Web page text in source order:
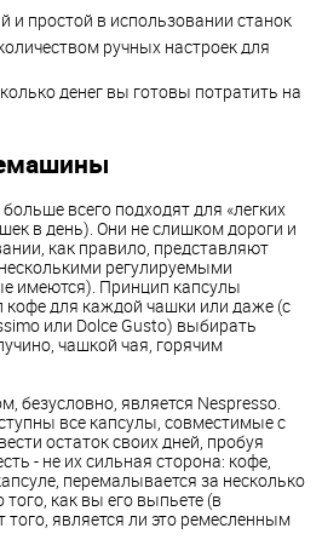
простой в использовании станок
ручных настроек для
денег вы готовы потратить на
всего подходят для «легких
в день). Они не слишком дороги и
как правило, представляют
регулируемыми
имеются). Принцип капсулы
кофе для каждой чашки или даже (с
или Dolce Gusto) выбирать
чашкой чая, горячим
является Nespresso.
все капсулы, совместимые с
остаток своих дней, пробуя
- не их сильная сторона: кофе,
перемалывается за несколько
как вы его выпьете (в
того, является ли это ремесленным